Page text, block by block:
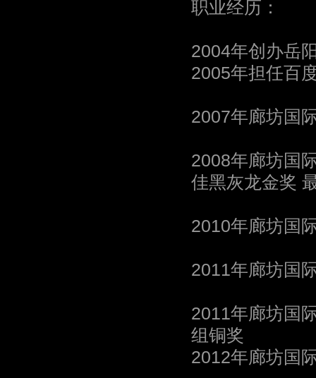
职业经历：
2004年创办岳
2005年担任百
2007年廊坊国
2008年廊坊国
佳黑灰龙金奖
2010年廊坊国
2011年廊坊国
2011年廊坊国
组铜奖
2012年廊坊国